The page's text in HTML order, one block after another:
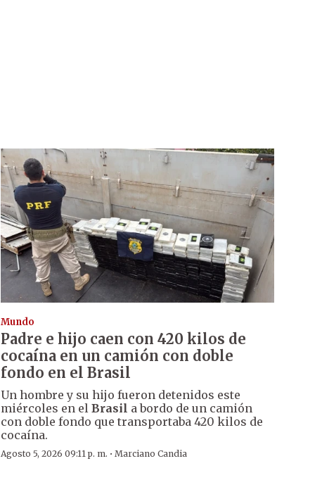
Mundo
Padre e hijo caen con 420 kilos de
cocaína en un camión con doble
fondo en el Brasil
Un hombre y su hijo fueron detenidos este
miércoles en el Brasil a bordo de un camión
con doble fondo que transportaba 420 kilos de
cocaína.
Agosto 5, 2026 09:11 p. m. · Marciano Candia